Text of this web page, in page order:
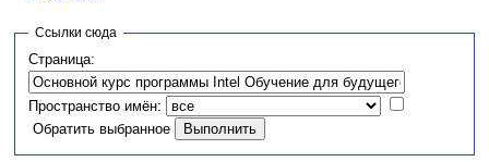
Перейти
навигации
Перейти
поиску
Ссылки сюда
Страница:
Пространство имён:
Обратить выбранное